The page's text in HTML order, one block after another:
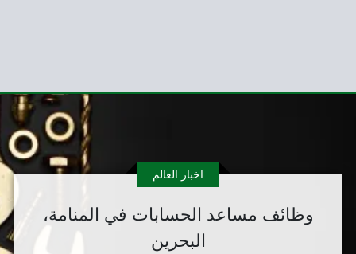
وظائف مساعد الحسابات في المنامة،
البحرين
اخبار العالم